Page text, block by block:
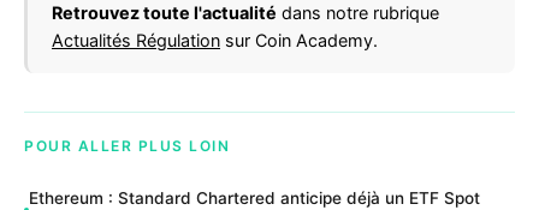
Retrouvez toute l'actualité dans notre rubrique
Actualités Régulation sur Coin Academy.
POUR ALLER PLUS LOIN
Ethereum : Standard Chartered anticipe déjà un ETF Spot